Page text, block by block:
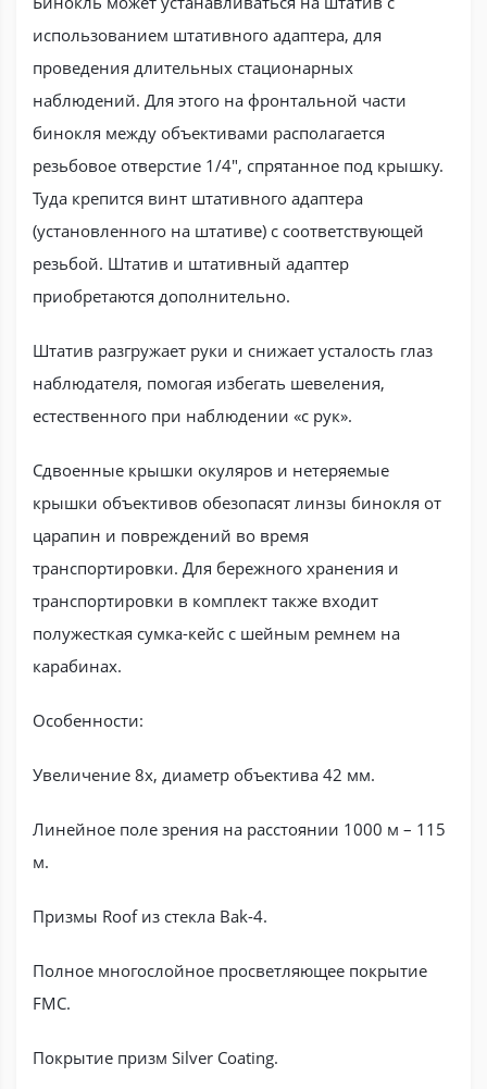
использованием штативного адаптера, для
проведения длительных стационарных
наблюдений. Для этого на фронтальной части
бинокля между объективами располагается
резьбовое отверстие 1/4", спрятанное под крышку.
Туда крепится винт штативного адаптера
(установленного на штативе) с соответствующей
резьбой. Штатив и штативный адаптер
приобретаются дополнительно.
Штатив разгружает руки и снижает усталость глаз
наблюдателя, помогая избегать шевеления,
естественного при наблюдении «с рук».
Сдвоенные крышки окуляров и нетеряемые
крышки объективов обезопасят линзы бинокля от
царапин и повреждений во время
транспортировки. Для бережного хранения и
транспортировки в комплект также входит
полужесткая сумка-кейс с шейным ремнем на
карабинах.
Особенности:
Увеличение 8х, диаметр объектива 42 мм.
Линейное поле зрения на расстоянии 1000 м – 115
м.
Призмы Roof из стекла Bak-4.
Полное многослойное просветляющее покрытие
FMC.
Покрытие призм Silver Coating.